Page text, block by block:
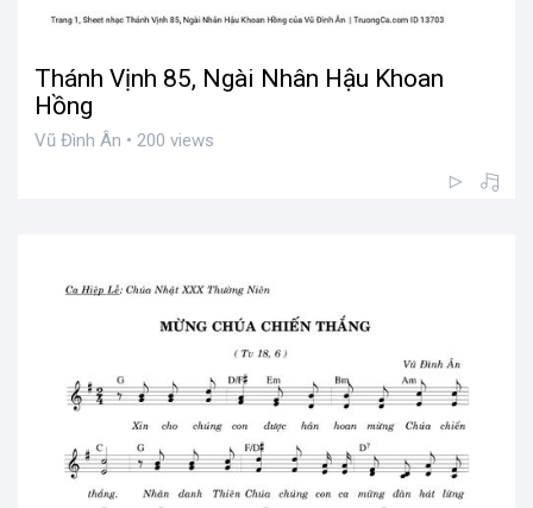
Thánh Vịnh 85, Ngài Nhân Hậu Khoan
Hồng
Vũ Đình Ân • 200 views